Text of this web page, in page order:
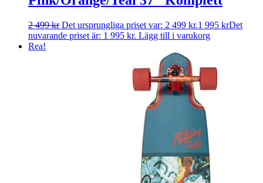
2 499kr Det ursprungliga priset var: 2 499 kr.1 995 krDet
nuvarande priset är: 1 995 kr. Lägg till i varukorg
Rea!